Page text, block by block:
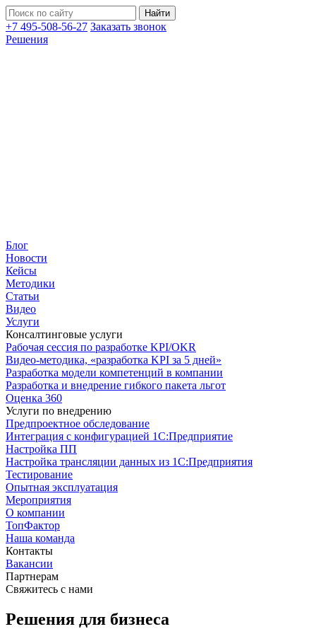
+7 495-508-56-27 Заказать звонок
Решения
Блог
Новости
Кейсы
Методики
Статьи
Видео
Услуги
Консалтинговые услуги
Рабочая сессия по разработке KPI/OKR
Видео-методика, «разработка KPI за 5 дней»
Разработка модели компетенций в компании
Разработка и внедрение гибкого пакета льгот
Оценка 360
Услуги по внедрению
Предпроектное обследование
Интеграция с конфигурацией 1С:Предприятие
Настройка ПП
Настройка трансляции данных из 1С:Предприятия
Тестирование
Опытная эксплуатация
Мероприятия
О компании
ТопФактор
Наша команда
Контакты
Вакансии
Партнерам
Свяжитесь с нами
Решения для бизнеса